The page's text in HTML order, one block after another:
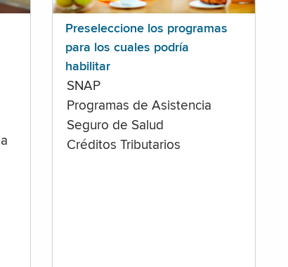
Preseleccione los programas
para los cuales podría
habilitar
SNAP
Programas de Asistencia
Seguro de Salud
Créditos Tributarios